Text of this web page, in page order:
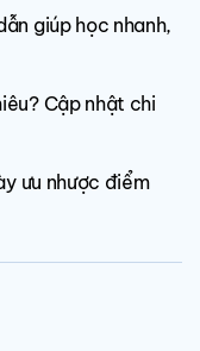
giúp học nhanh,
Cập nhật chi
ưu nhược điểm